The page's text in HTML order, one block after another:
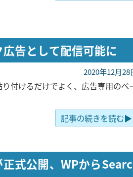
告として配信可能に
2020年12月28
付けるだけでよく、広告専用のペ
記事の続きを読む▶
式公開、WPからSearc